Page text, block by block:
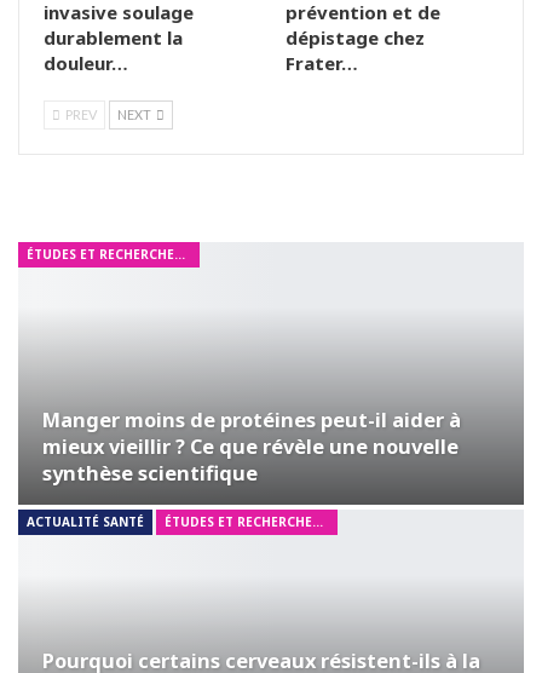
invasive soulage
durablement la
douleur…
prévention et de
dépistage chez
Frater…
PREV NEXT
ÉTUDES ET RECHERCHES MÉDICALES
Manger moins de protéines peut-il aider à
mieux vieillir ? Ce que révèle une nouvelle
synthèse scientifique
ACTUALITÉ SANTÉ ÉTUDES ET RECHERCHES MÉDICALES
Pourquoi certains cerveaux résistent-ils à la